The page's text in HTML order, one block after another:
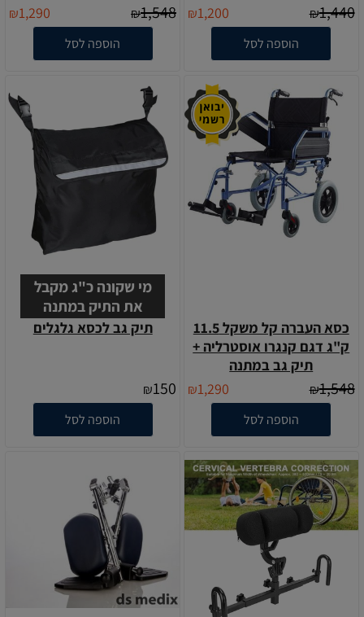
₪1,440
₪1,200
הוספה לסל
₪1,548
₪1,290
הוספה לסל
כסא העברה קל משקל 11.5
ק"ג דגם קנגרו אוסטרליה +
תיק גב במתנה
₪1,548
₪1,290
הוספה לסל
מי שקונה כ"ג מקבל
את התיק במתנה
תיק גב לכסא גלגלים
₪150
הוספה לסל